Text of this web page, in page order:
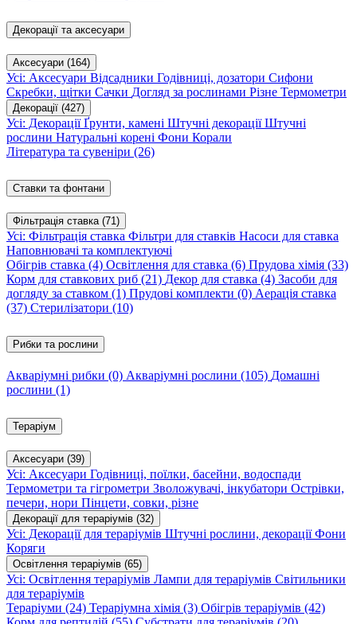
Декорації та аксесуари
Аксесуари (164)
Усі: Аксесуари Відсадники Годівниці, дозатори Сифони
Скребки, щітки Сачки Догляд за рослинами Різне Термометри
Декорації (427)
Усі: ДекораціїҐрунти, камені Штучні декораціїШтучні
рослини Натуральні корені Фони Корали
Література та сувеніри (26)
Ставки та фонтани
Фільтрація ставка (71)
Усі: Фільтрація ставка Фільтри для ставків Насоси для ставка
Наповнювачі та комплектуючі
Обігрів ставка (4) Освітлення для ставка (6) Прудова хімія (33)
Корм для ставкових риб (21) Декор для ставка (4) Засоби для
догляду за ставком (1) Прудові комплекти (0) Аерація ставка
(37) Стерилізатори (10)
Рибки та рослини
Акваріумні рибки (0) Акваріумні рослини (105) Домашні
рослини (1)
Тераріум
Аксесуари (39)
Усі: Аксесуари Годівниці, поїлки, басейни, водоспади
Термометри та гігрометри Зволожувачі, інкубатори Острівки,
печери, нори Пінцети, совки, різне
Декорації для тераріумів (32)
Усі: Декорації для тераріумів Штучні рослини, декораціїФони
Коряги
Освітлення тераріумів (65)
Усі: Освітлення тераріумів Лампи для тераріумів Світильники
для тераріумів
Тераріуми (24) Тераріумна хімія (3) Обігрів тераріумів (42)